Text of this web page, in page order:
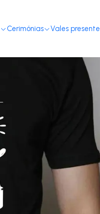
Cerimónias Vales presente